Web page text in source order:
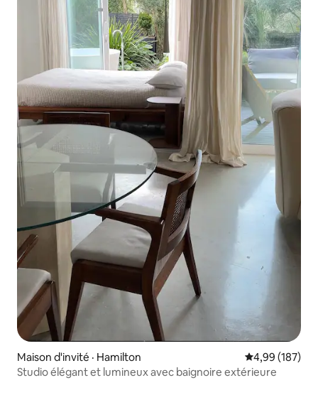
Maison d'invité · Hamilton Note
4,99 (187)
Studio élégant et lumineux avec baignoire extérieure